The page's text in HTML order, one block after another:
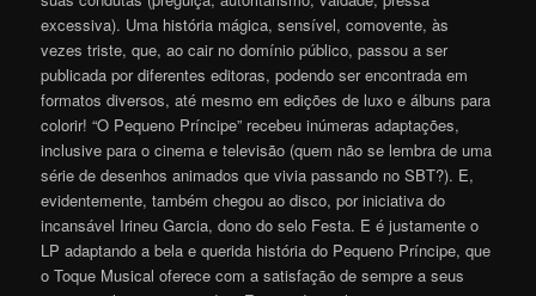
excessiva). Uma história mágica, sensível, comovente, às
vezes triste, que, ao cair no domínio público, passou a ser
publicada por diferentes editoras, podendo ser encontrada em
formatos diversos, até mesmo em edições de luxo e álbuns para
colorir! “O Pequeno Príncipe” recebeu inúmeras adaptações,
inclusive para o cinema e televisão (quem não se lembra de uma
série de desenhos animados que vivia passando no SBT?). E,
evidentemente, também chegou ao disco, por iniciativa do
incansável Irineu Garcia, dono do selo Festa. E é justamente o
LP adaptando a bela e querida história do Pequeno Príncipe, que
o Toque Musical oferece com a satisfação de sempre a seus